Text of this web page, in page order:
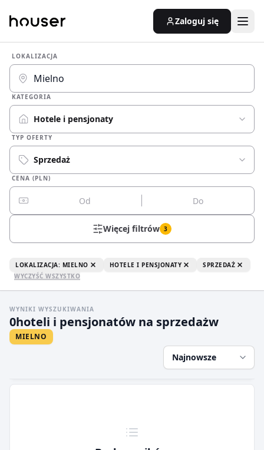
Zaloguj się
LOKALIZACJA
KATEGORIA
Hotele i pensjonaty
TYP OFERTY
Sprzedaż
CENA (PLN)
Więcej filtrów 3
LOKALIZACJA: MIELNO HOTELE I PENSJONATY
SPRZEDAŻ
WYCZYŚĆ WSZYSTKO
WYNIKI WYSZUKIWANIA
0hoteli i pensjonatów na sprzedażw
MIELNO
Najnowsze